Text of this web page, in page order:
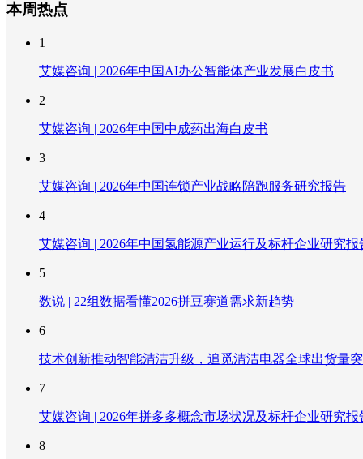
本周热点
1
艾媒咨询 | 2026年中国AI办公智能体产业发展白皮书
2
艾媒咨询 | 2026年中国中成药出海白皮书
3
艾媒咨询 | 2026年中国连锁产业战略陪跑服务研究报告
4
艾媒咨询 | 2026年中国氢能源产业运行及标杆企业研究报
5
数说 | 22组数据看懂2026拼豆赛道需求新趋势
6
技术创新推动智能清洁升级，追觅清洁电器全球出货量
7
艾媒咨询 | 2026年拼多多概念市场状况及标杆企业研究报
8